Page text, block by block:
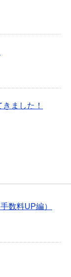
ました！
数料UP編）